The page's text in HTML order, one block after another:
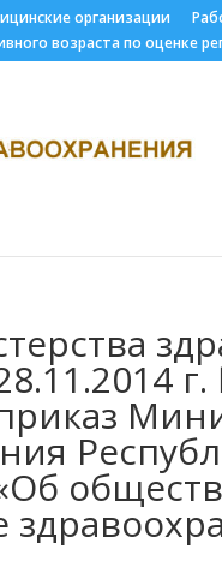
организации
возраста по оценке